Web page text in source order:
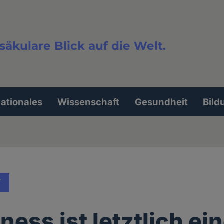
Blick auf die Welt.
Wissenschaft Gesundheit